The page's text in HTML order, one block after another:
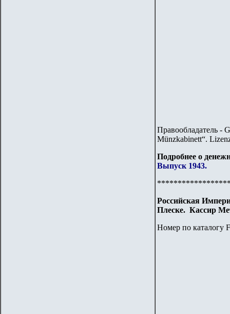
Правообладатель -
Münzkabinett“.
Подробнее о
Выпуск 1943.
Российская
Плеске. Кассир
Номер по каталогу